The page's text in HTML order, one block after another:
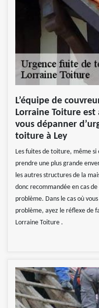
L’équipe de
Lorraine Toiture
vous dépanner
toiture à Ley
Les fuites de toiture, même
prendre une plus grande
les autres structures de la
donc recommandée en cas
problème. Dans le cas où
problème, ayez le réflexe de
Lorraine Toiture .